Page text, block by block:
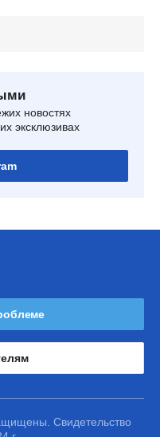
новостях
эксклюзивах
Свидетельство